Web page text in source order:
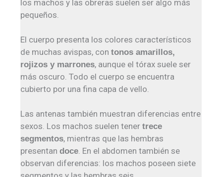
los machos y las obreras suelen ser algo más
pequeños.
El cuerpo presenta los colores característicos
de muchas avispas, contonos amarillos,
rojizos y marrones, aunque el tórax suele ser
más oscuro. Todo el cuerpo se encuentra
cubierto por una fina capa de vello.
Las antenas también muestran diferencias entre
sexos. Los machos suelen tenertrece
segmentos, mientras que las hembras
presentandoce . En el abdomen también se
observan diferencias: los machos poseen siete